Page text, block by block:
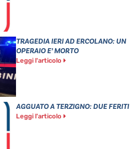
TRAGEDIA IERI AD ERCOLANO: UN
OPERAIO E’ MORTO
Leggi l'articolo
AGGUATO A TERZIGNO: DUE FERITI
Leggi l'articolo